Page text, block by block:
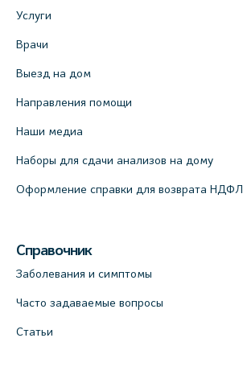
Услуги
Врачи
Выезд на дом
Направления помощи
Наши медиа
Наборы для сдачи анализов на дому
Оформление справки для возврата НДФЛ
Справочник
Заболевания и симптомы
Часто задаваемые вопросы
Статьи